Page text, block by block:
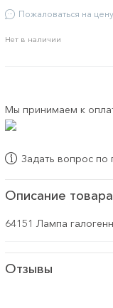
Пожаловаться на цену
Нет в наличии
Мы принимаем к
Задать вопрос по
Описание товара
64151 Лампа
Отзывы